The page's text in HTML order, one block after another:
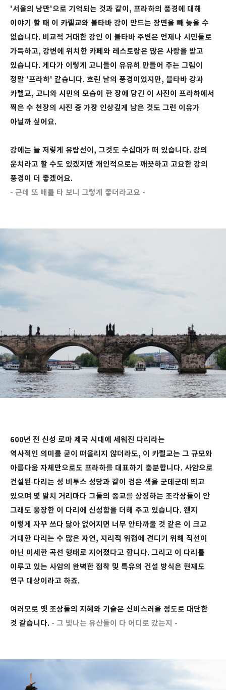
'서울의 낭만'으로 기억되는 것과 같이, 프라하의 풍경에 대해
이야기 할 때 이 카렐교와 블타바 강이 만드는 장면을 빼 놓을 수
없습니다. 비교적 거대한 강인 이 블타바 주변은 언제나 시민들로
가득하고, 강변에 위치한 카페와 레스토랑은 많은 사랑을 받고
있습니다. 게다가 이렇게 고니들이 유유히 만들어 주는 그림이
정말 '프라하' 같습니다. 흐린 날의 풍경이었지만, 블타바 강과
카렐교, 고니와 시민의 모습이 한 장에 담긴 이 사진이 프라하에서
찍은 수 천장의 사진 중 가장 인상깊게 남은 것도 그런 이유가
아닐까 싶어요.
강에는 늘 저렇게 유람선이, 그것도 수십대가 떠 있습니다. 강의
운치라고 할 수도 있겠지만 개인적으로는 깨끗하고 고요한 강의
풍경이 더 좋겠어요.
- 근데 또 배를 타 보니 그렇게 좋더라고요 -
600년 전 신성 로마 제국 시대에 세워진 다리라는
역사적인 의미를 굳이 떠올리지 않더라도, 이 카렐교는 그 규모와
아름다움 자체만으로도 프라하를 대표하기 충분합니다. 사암으로
건설된 다리는 성 비투스 성당과 같이 검은 색을 군데군데 띄고
있으며 몇 발치 거리마다 그들의 종교를 상징하는 조각상들이 안
그래도 웅장한 이 다리에 신성함을 더해 주고 있습니다. 왠지
이렇게 자꾸 쓰다 닳아 없어지면 너무 안타까울 것 같은 이 크고
거대한 다리는 수 많은 자연, 지리적 위협에 견디기 위해 직선이
아닌 미세한 곡선 형태로 지어졌다고 합니다. 그리고 이 다리를
이루고 있는 사암의 완벽한 접착 및 특유의 건설 방식은 현재도
연구 대상이라고 하죠.
여러모로 옛 조상들의 지혜와 기술은 신비스러울 정도로 대단한
것 같습니다. - 그 빛나는 유산들이 다 어디로 갔는지 -